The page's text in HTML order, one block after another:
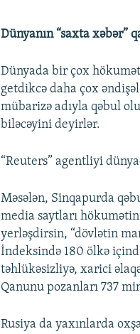
Dünyanın “saxta xəbər”
Dünyada bir çox
getdikcə daha çox
mübarizə adıyla qəbul
biləcəyini deyirlər.
“Reuters” agentliyi
Məsələn, Sinqapurda
media saytları
yerləşdirsin, “dövlətin
İndeksində 180 ölkə
təhlükəsizliyə, xarici
Qanunu pozanları 737
Rusiya da yaxınlarda